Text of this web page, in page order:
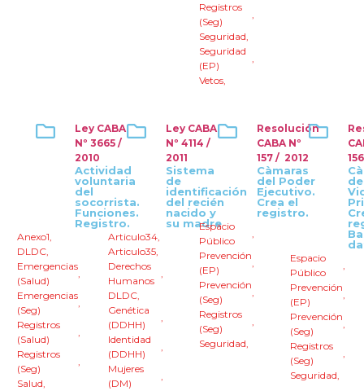
Registros
(Seg)
,
Seguridad,
Seguridad
(EP)
,
Vetos,
Ley CABA
Nº 3665 /
2010
Actividad
voluntaria
del
socorrista.
Funciones.
Registro.
Anexo1,
DLDC,
Emergencias
(Salud)
,
Emergencias
(Seg)
,
Registros
(Salud)
,
Registros
(Seg)
,
Salud,
Ley CABA
Nº 4114 /
2011
Sistema
de
identificación
del recién
nacido y
su madre
Articulo34,
Articulo35,
Derechos
Humanos
,
DLDC,
Genética
(DDHH)
,
Identidad
(DDHH)
,
Mujeres
(DM)
,
Resolución
CABA Nº
157 / 2012
Càmaras
del Poder
Ejecutivo.
Crea el
registro.
Espacio
Público
,
Prevención
(EP)
,
Prevención
(Seg)
,
Registros
(Seg)
,
Seguridad,
de
Espacio
Público
,
Prevención
(EP)
,
Prevención
(Seg)
,
Registros
(Seg)
,
Seguridad,